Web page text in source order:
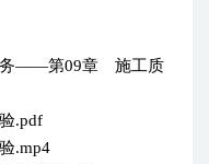
务——第09章 施工质
.pdf
.mp4